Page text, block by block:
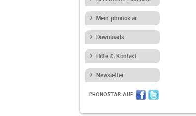
Mein phonostar
Downloads
Hilfe & Kontakt
Newsletter
PHONOSTAR AUF